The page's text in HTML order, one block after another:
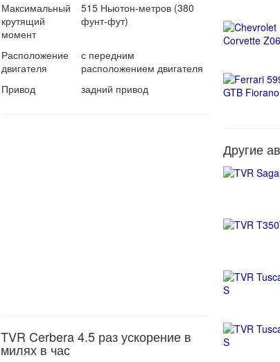
Максимальный
крутящий
момент
515 Ньютон-метров (380
фунт-фут)
Расположение
двигателя
с передним
расположением двигателя
Привод
задний привод
TVR Cerbera 4.5 раз ускорение в
милях в час
Другие